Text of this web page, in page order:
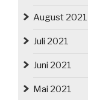
August 2021
Juli 2021
Juni 2021
Mai 2021